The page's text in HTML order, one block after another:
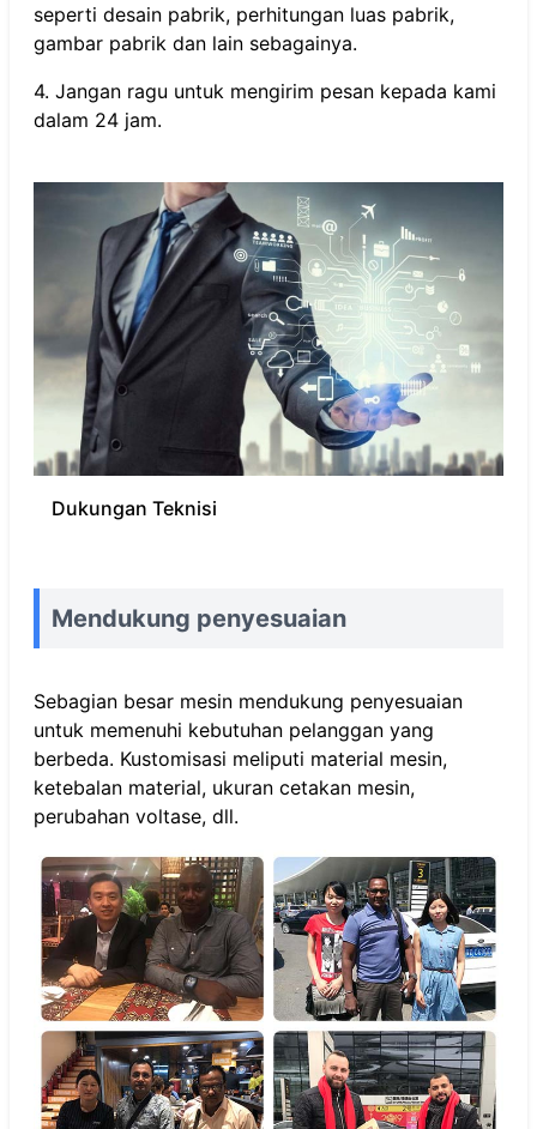
seperti desain pabrik, perhitungan luas pabrik,
gambar pabrik dan lain sebagainya.
4. Jangan ragu untuk mengirim pesan kepada kami
dalam 24 jam.
Dukungan Teknisi
Mendukung penyesuaian
Sebagian besar mesin mendukung penyesuaian
untuk memenuhi kebutuhan pelanggan yang
berbeda. Kustomisasi meliputi material mesin,
ketebalan material, ukuran cetakan mesin,
perubahan voltase, dll.